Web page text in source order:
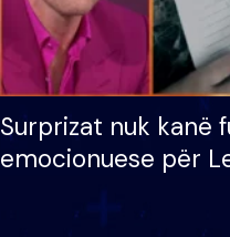
Surprizat nuk kanë
emocionuese për